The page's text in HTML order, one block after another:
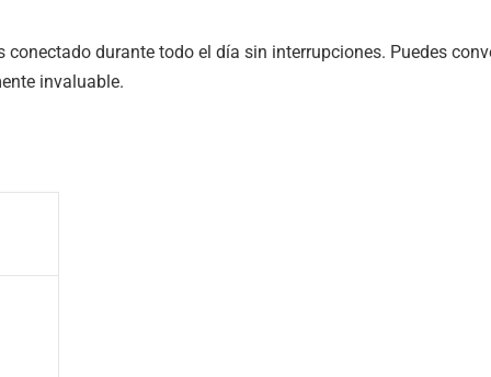
durante todo el día sin interrupciones. Puedes
invaluable.